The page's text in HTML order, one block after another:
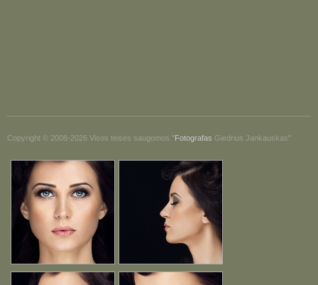
Copyright © 2008-2026 Visos teisės saugomos "Fotografas Giedrius Jankauskas"